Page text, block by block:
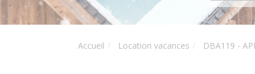
Accueil Location vacances DBA119 -